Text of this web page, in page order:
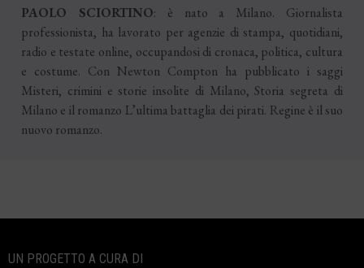
PAOLO SCIORTINO: è nato a Milano. Giornalista
professionista, ha lavorato per agenzie di stampa, quotidiani,
radio e testate online, occupandosi di cronaca, politica, cultura
e costume. Con Newton Compton ha pubblicato i saggi
Misteri, crimini e storie insolite di Milano, Storia segreta di
Milano e il romanzo L’ultima battaglia dei pirati. Regine è il suo
nuovo romanzo.
UN PROGETTO A CURA DI